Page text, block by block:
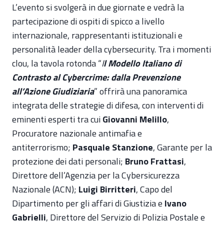
L’evento si svolgerà in due giornate e vedrà la
partecipazione di ospiti di spicco a livello
internazionale, rappresentanti istituzionali e
personalità leader della cybersecurity. Tra i momenti
clou, la tavola rotonda “Il Modello Italiano di
Contrasto al Cybercrime: dalla Prevenzione
all’Azione Giudiziaria” offrirà una panoramica
integrata delle strategie di difesa, con interventi di
eminenti esperti tra cuiGiovanni Melillo,
Procuratore nazionale antimafia e
antiterrorismo; Pasquale Stanzione, Garante per la
protezione dei dati personali; Bruno Frattasi,
Direttore dell’Agenzia per la Cybersicurezza
Nazionale (ACN); Luigi Birritteri, Capo del
Dipartimento per gli affari di Giustizia e Ivano
Gabrielli, Direttore del Servizio di Polizia Postale e